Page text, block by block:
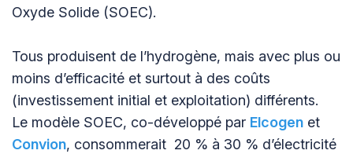
Oxyde Solide (SOEC).
Tous produisent de l’hydrogène, mais avec plus ou
moins d’efficacité et surtout à des coûts
(investissement initial et exploitation) différents.
Le modèle SOEC, co-développé par Elcogen et
Convion, consommerait 20 % à 30 % d’électricité